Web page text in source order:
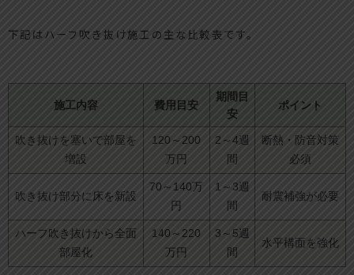
下記はハーフ吹き抜け施工の主な比較表です。
施工内容 費用目安
期間目
安
ポイント
吹き抜けを塞いで部屋を
増設
120～200
万円
2～4週
間
断熱・防音対策
必須
吹き抜け部分に床を新設
70～140万
円
1～3週
間
耐震補強が必要
ハーフ吹き抜けから全面
部屋化
140～220
万円
3～5週
間
水平構面を強化